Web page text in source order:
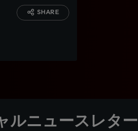
SHARE
ルニュースレター